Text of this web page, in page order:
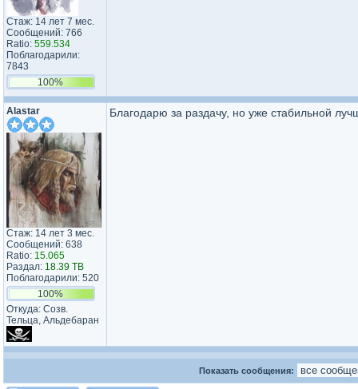
Стаж: 14 лет 7 мес.
Сообщений: 766
Ratio: 559.534
Поблагодарили:
7843
100%
Alastar
Стаж: 14 лет 3 мес.
Сообщений: 638
Ratio: 15.065
Раздал: 18.39 TB
Поблагодарили: 520
100%
Откуда: Созв.
Тельца, Альдебаран
Благодарю за раздачу, но уже стабильной
Показать сообщения: